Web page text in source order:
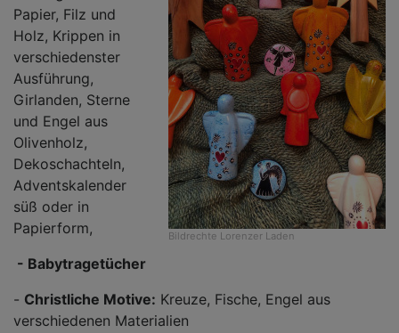
Bildrechte Lorenzer Laden
Papier, Filz und
Holz, Krippen in
verschiedenster
Ausführung,
Girlanden, Sterne
und Engel aus
Olivenholz,
Dekoschachteln,
Adventskalender
süß oder in
Papierform,
- Babytragetücher
- Christliche Motive: Kreuze, Fische, Engel aus
verschiedenen Materialien